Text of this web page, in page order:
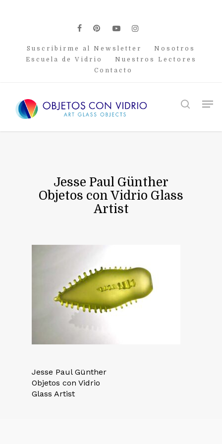
facebook
pinterest
youtubeinstagram
Suscribirme al Newsletter
Nosotros
Escuela de Vidrio
Nuestros Lectores
Contacto
search
Jesse Paul Günther
Objetos con Vidrio Glass
Artist
Jesse Paul Günther
Objetos con Vidrio
Glass Artist